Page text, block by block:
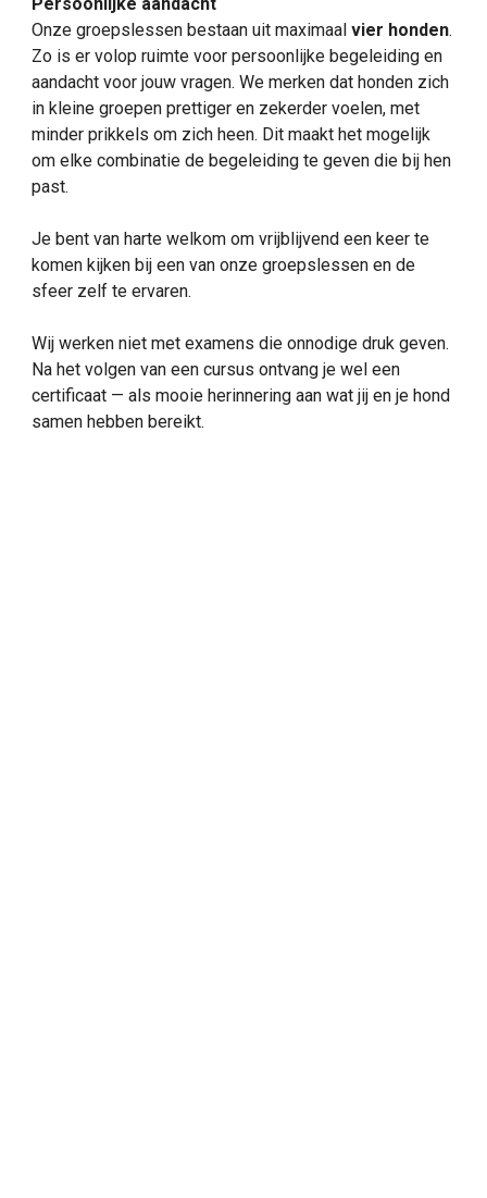
Onze groepslessen bestaan uit maximaal vier honden.
Zo is er volop ruimte voor persoonlijke begeleiding en
aandacht voor jouw vragen. We merken dat honden zich
in kleine groepen prettiger en zekerder voelen, met
minder prikkels om zich heen. Dit maakt het mogelijk
om elke combinatie de begeleiding te geven die bij hen
past.
Je bent van harte welkom om vrijblijvend een keer te
komen kijken bij een van onze groepslessen en de
sfeer zelf te ervaren.
Wij werken niet met examens die onnodige druk geven.
Na het volgen van een cursus ontvang je wel een
certificaat — als mooie herinnering aan wat jij en je hond
samen hebben bereikt.